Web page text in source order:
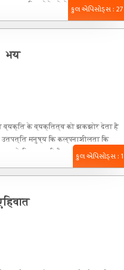
होते रहे थे शासन प्रशासन
वालों के कारण स्वस्थ व्यवस्था पर
प्रदर्शन किया जाता। कुल मिलाजुलाकर
કુલ એપિસોડ્સ : 27
भय
व्यक्ति के व्यक्तित्व को झकझोर देता है
उतपत्ति मनुष्य कि कल्पनाशीलता कि
उसे विवश करती है जाग्रत करती है एव
होता है हृदय का नियंत्रण व्यक्ति कि
के मूल चरित्र का निर्माण अन्तर मन
કુલ એપિસોડ્સ : 1